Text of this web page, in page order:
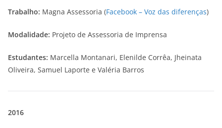
Trabalho: Magna Assessoria (Facebook – Voz das diferenças)
Modalidade: Projeto de Assessoria de Imprensa
Estudantes: Marcella Montanari, Elenilde Corrêa, Jheinata
Oliveira, Samuel Laporte e Valéria Barros
2016